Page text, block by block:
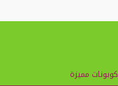
كوبونات مميزة